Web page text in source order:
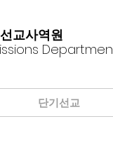
교사역원
단기선교